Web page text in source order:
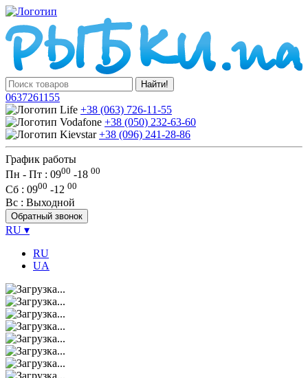
Найти!
0637261155
+38 (063) 726-11-55
+38 (050) 232-63-60
+38 (096) 241-28-86
График работы
Пн - Пт : 0900 -18 00
Сб : 0900 -12 00
Вс : Выходной
Обратный звонок
RU ▾
RU
UA